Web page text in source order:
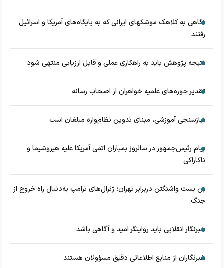
نگاهی به کلاهک‎ موشک‎های ایرانی که به پایگاه‌های آمریکا و اسرائیل
رفتند
نتیجه پژوهش باید به راهکاری عملی و قابل ارزیابی منتهی شود
تقدیر حوزه‌های علمیه خواهران از اصحاب رسانه
نیازسنجی آموزشی، مبنای تدوین نظام‌واره مبلغان است
پیام رئیس‌جمهور در سالروز بمباران اتمی آمریکا علیه هیروشیما و
ناکازاکی
بن بست واشنگتن دربرابر تهران؛ ژنرال‌های ترامپ به‌دنبال راه خروج از
جنگ
خبرنگار انقلابی باید روایتگر امید و آگاهی باشد
خبرنگاران از منابع اطلاعاتی دقیق مسؤولان هستند